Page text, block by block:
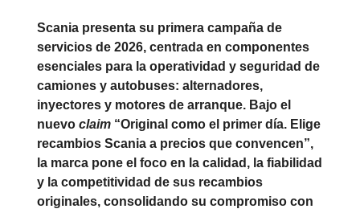
Scania presenta su primera campaña de
servicios de 2026, centrada en componentes
esenciales para la operatividad y seguridad de
camiones y autobuses: alternadores,
inyectores y motores de arranque. Bajo el
nuevo claim “Original como el primer día. Elige
recambios Scania a precios que convencen”,
la marca pone el foco en la calidad, la fiabilidad
y la competitividad de sus recambios
originales, consolidando su compromiso con